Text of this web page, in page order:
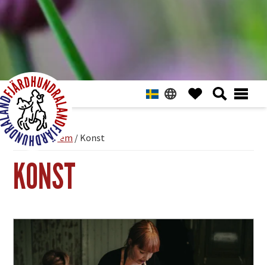
Du är här:Hem / Konst
KONST